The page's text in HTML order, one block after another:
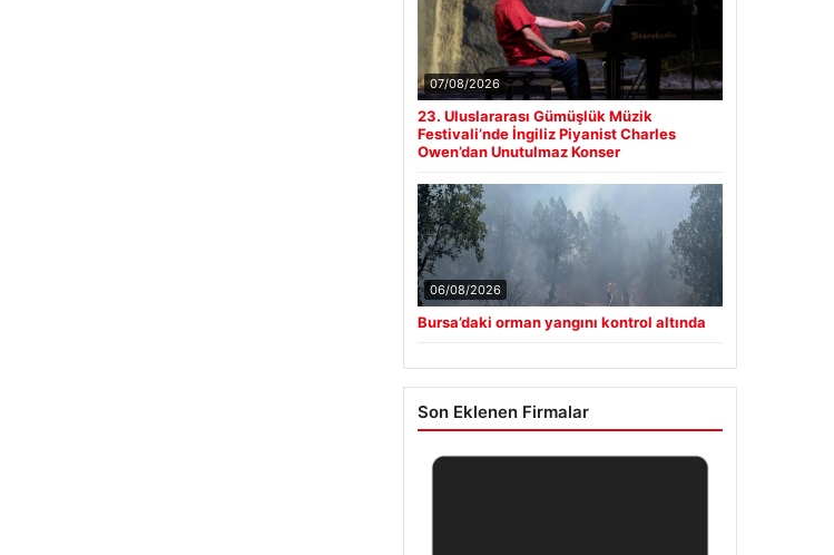
07/08/2026
23. Uluslararası Gümüşlük Müzik
Festivali’nde İngiliz Piyanist Charles
Owen’dan Unutulmaz Konser
06/08/2026
Bursa’daki orman yangını kontrol altında
Son Eklenen Firmalar